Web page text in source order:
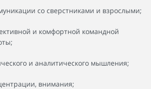
со сверстниками и взрослыми;
и комфортной командной
и аналитического мышления;
внимания;